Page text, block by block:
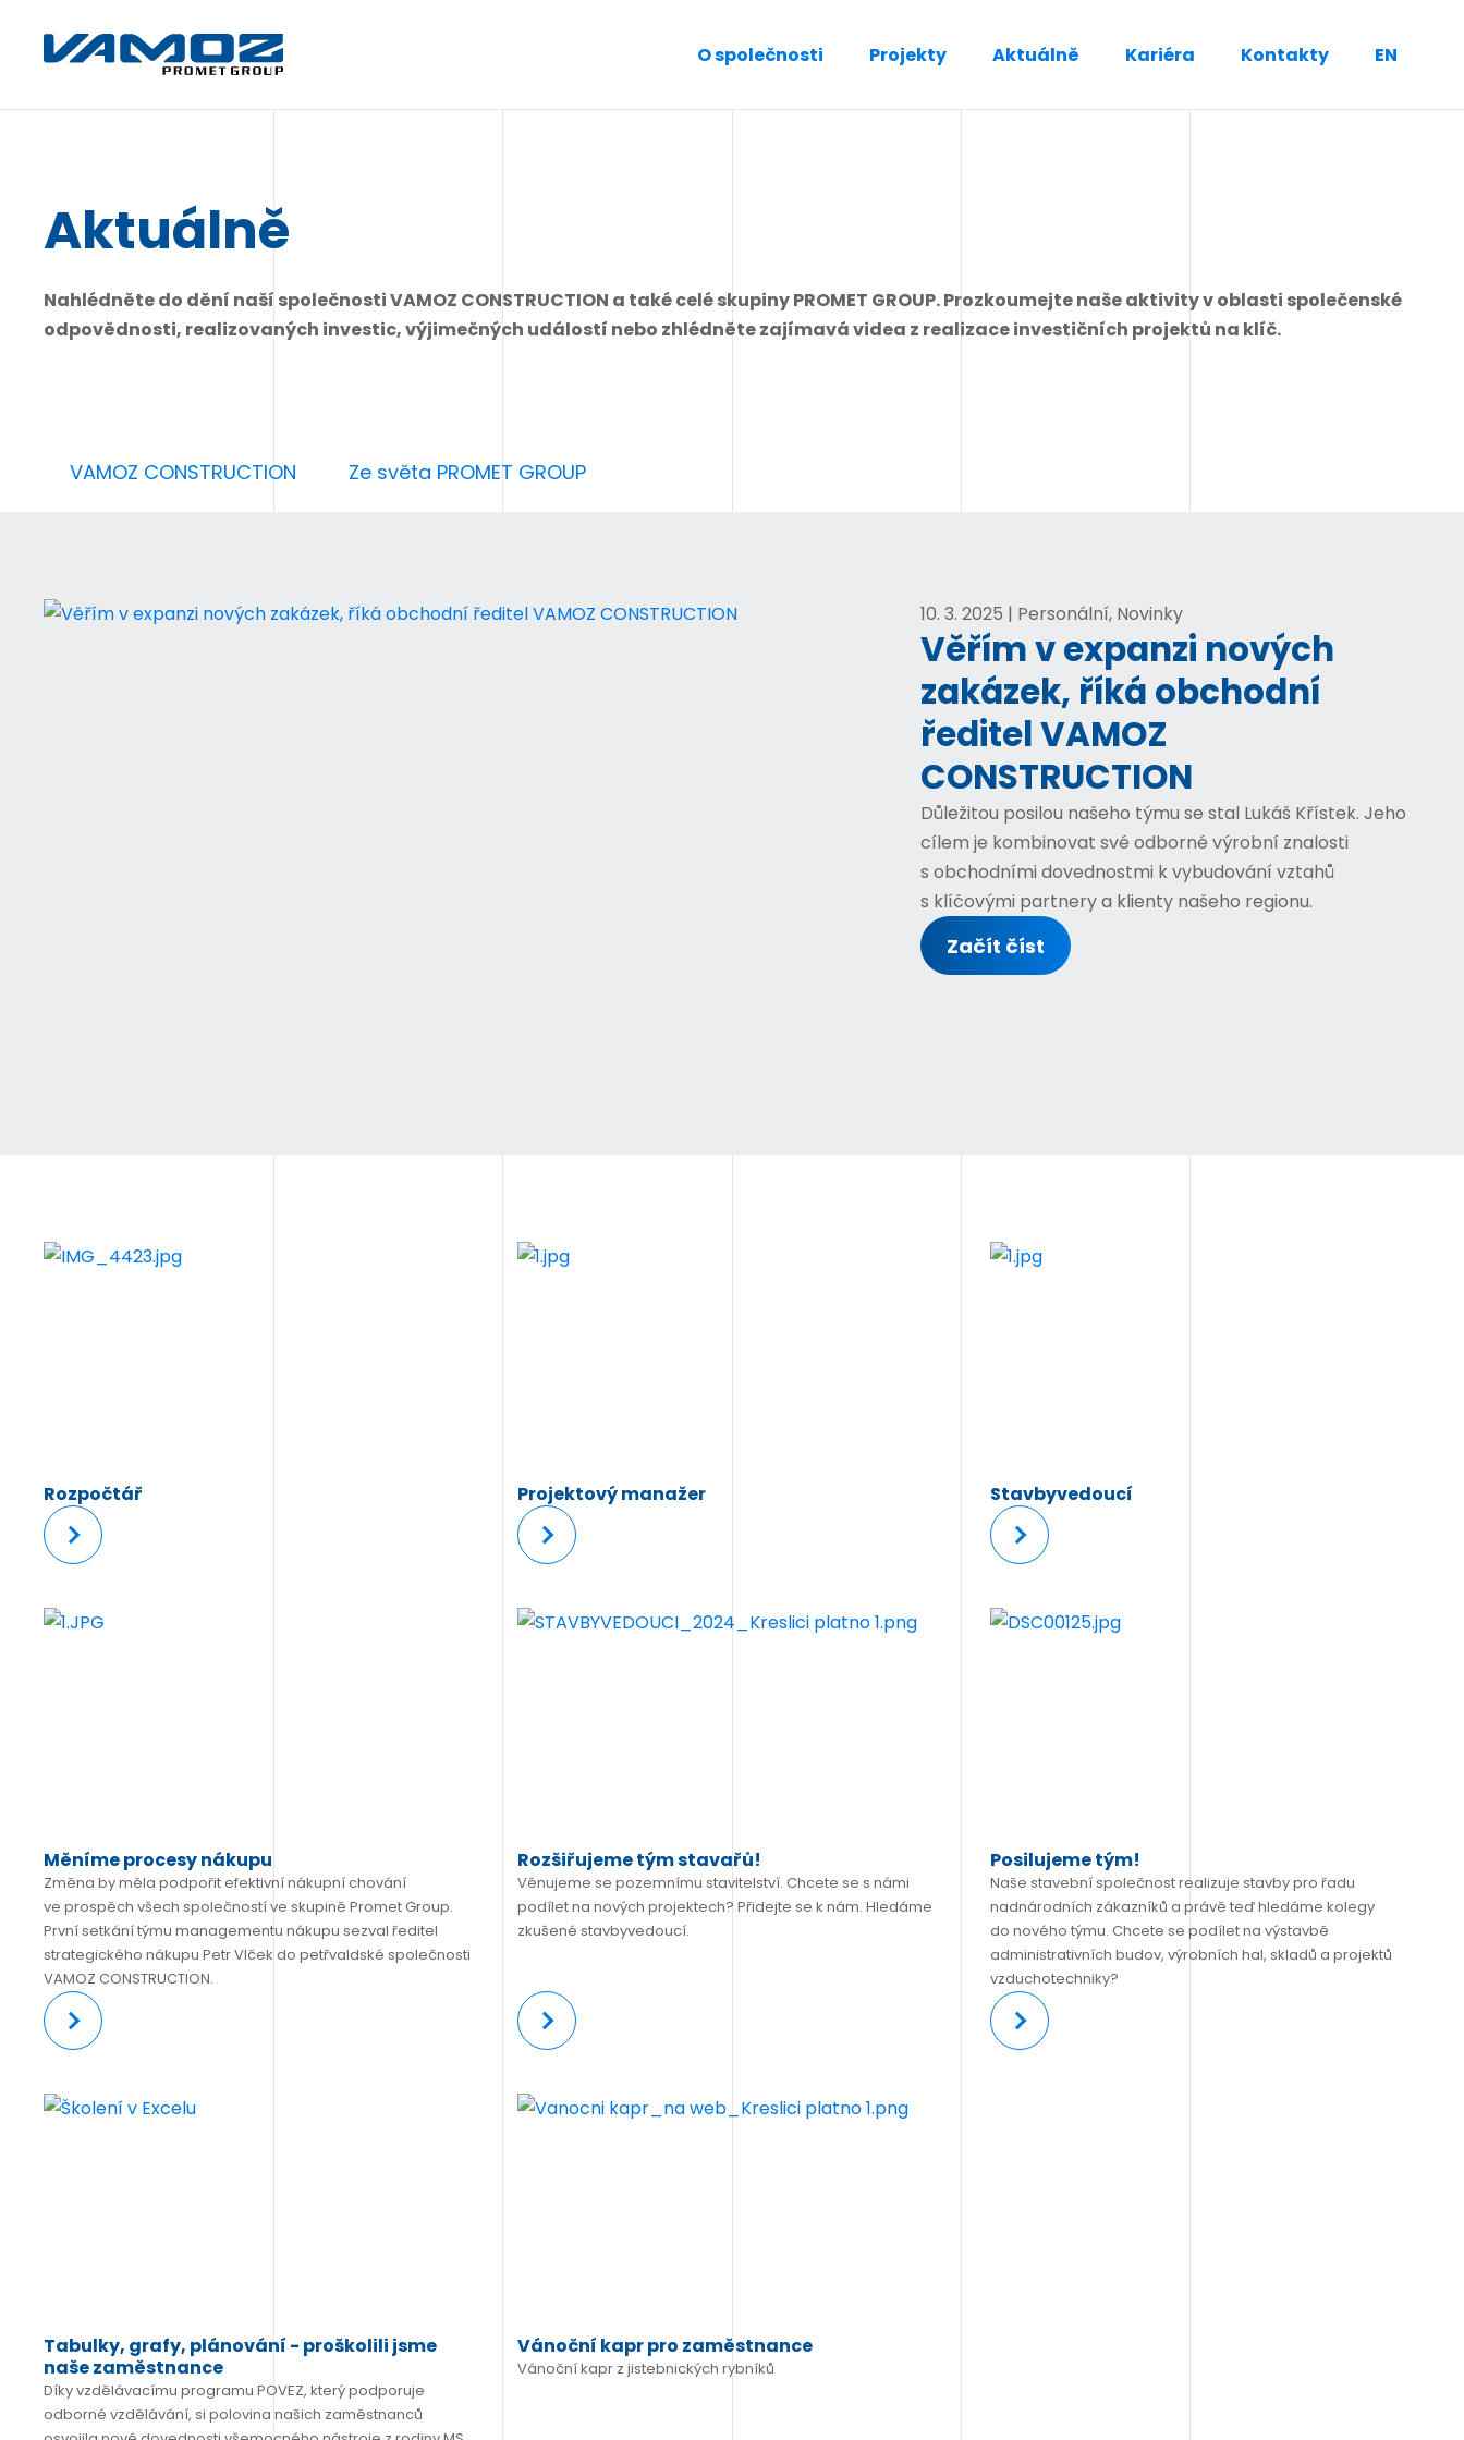
O společnosti Projekty Aktuálně Kariéra Kontakty EN
Aktuálně
Nahlédněte do dění naší společnosti VAMOZ CONSTRUCTION a také celé skupiny PROMET GROUP. Prozkoumejte naše aktivity v oblasti společenské
odpovědnosti, realizovaných investic, výjimečných událostí nebo zhlédněte zajímavá videa z realizace investičních projektů na klíč.
VAMOZ CONSTRUCTION Ze světa PROMET GROUP
10. 3. 2025 | Personální, Novinky
Věřím v expanzi nových
zakázek, říká obchodní
ředitel VAMOZ
CONSTRUCTION
Důležitou posilou našeho týmu se stal Lukáš Křístek. Jeho
cílem je kombinovat své odborné výrobní znalosti
s obchodními dovednostmi k vybudování vztahů
s klíčovými partnery a klienty našeho regionu.
Začít číst
Rozpočtář
Více
Projektový manažer
Více
Stavbyvedoucí
Více
Měníme procesy nákupu
Změna by měla podpořit efektivní nákupní chování
ve prospěch všech společností ve skupině Promet Group.
První setkání týmu managementu nákupu sezval ředitel
strategického nákupu Petr Vlček do petřvaldské společnosti
VAMOZ CONSTRUCTION.
Více
Rozšiřujeme tým stavařů!
Věnujeme se pozemnímu stavitelství. Chcete se s námi
podílet na nových projektech? Přidejte se k nám. Hledáme
zkušené stavbyvedoucí.
Více
Posilujeme tým!
Naše stavební společnost realizuje stavby pro řadu
nadnárodních zákazníků a právě teď hledáme kolegy
do nového týmu. Chcete se podílet na výstavbě
administrativních budov, výrobních hal, skladů a projektů
vzduchotechniky?
Více
Tabulky, grafy, plánování - proškolili jsme
naše zaměstnance
Díky vzdělávacímu programu POVEZ, který podporuje
odborné vzdělávání, si polovina našich zaměstnanců
Vánoční kapr pro zaměstnance
Vánoční kapr z jistebnických rybníků